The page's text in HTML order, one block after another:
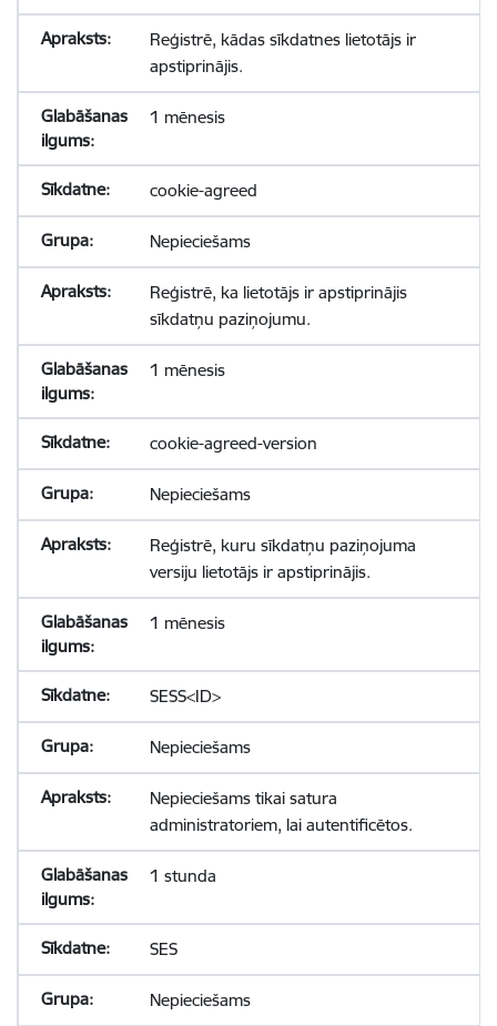
Reģistrē, kādas sīkdatnes lietotājs ir
apstiprinājis.
1 mēnesis
cookie-agreed
Nepieciešams
Reģistrē, ka lietotājs ir apstiprinājis
sīkdatņu paziņojumu.
1 mēnesis
cookie-agreed-version
Nepieciešams
Reģistrē, kuru sīkdatņu paziņojuma
versiju lietotājs ir apstiprinājis.
1 mēnesis
SESS<ID>
Nepieciešams
Nepieciešams tikai satura
administratoriem, lai autentificētos.
1 stunda
SES
Nepieciešams